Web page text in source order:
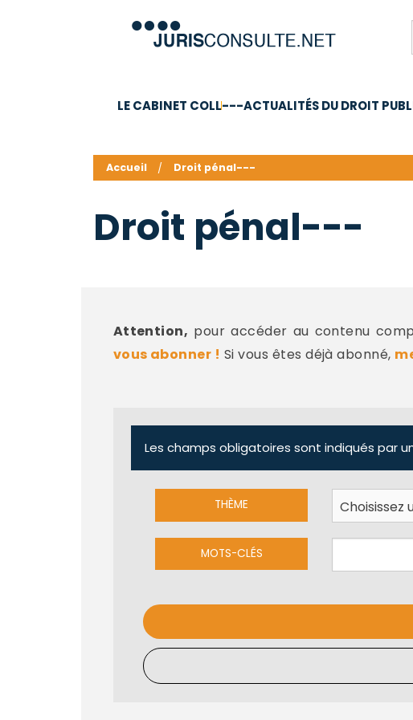
LE CABINET COLL---ACTUALITÉS DU DROIT
Accueil Droit pénal---
Droit pénal---
Attention, pour accéder au contenu
vous abonner ! Si vous êtes déjà abonné,
Les champs obligatoires sont indiqués par
THÈME
MOTS-CLÉS